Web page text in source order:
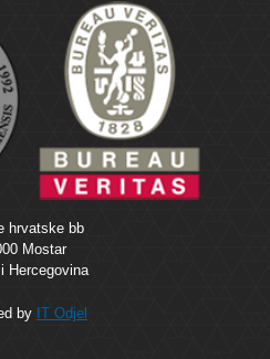
hrvatske bb
Mostar
Hercegovina
by IT Odjel